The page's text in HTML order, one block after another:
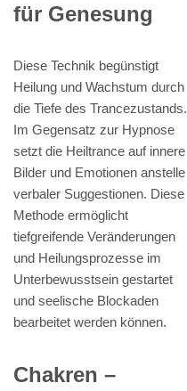
für Genesung
Diese Technik begünstigt
Heilung und Wachstum durch
die Tiefe des Trancezustands.
Im Gegensatz zur Hypnose
setzt die Heiltrance auf innere
Bilder und Emotionen anstelle
verbaler Suggestionen. Diese
Methode ermöglicht
tiefgreifende Veränderungen
und Heilungsprozesse im
Unterbewusstsein gestartet
und seelische Blockaden
bearbeitet werden können.
Chakren –